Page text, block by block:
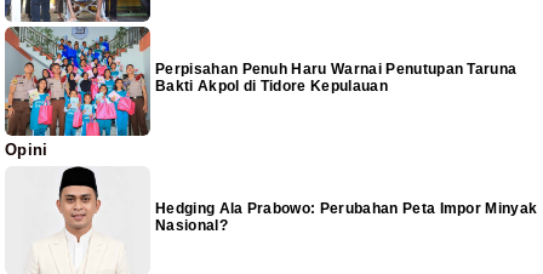
Perpisahan Penuh Haru Warnai Penutupan Taruna
Bakti Akpol di Tidore Kepulauan
Opini
Hedging Ala Prabowo: Perubahan Peta Impor Minyak
Nasional?